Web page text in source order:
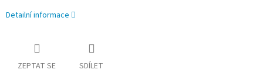
Detailní informace
ZEPTAT SE SDÍLET